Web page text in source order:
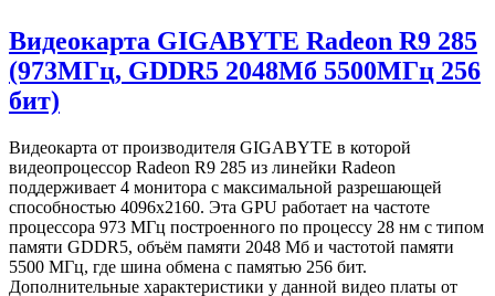
Видеокарта GIGABYTE Radeon R9 285
(973МГц, GDDR5 2048Мб 5500МГц 256
бит)
Видеокарта от производителя GIGABYTE в которой
видеопроцессор Radeon R9 285 из линейки Radeon
поддерживает 4 монитора с максимальной разрешающей
способностью 4096x2160. Эта GPU работает на частоте
процессора 973 МГц построенного по процессу 28 нм с типом
памяти GDDR5, объём памяти 2048 Мб и частотой памяти
5500 МГц, где шина обмена с памятью 256 бит.
Дополнительные характеристики у данной видео платы от